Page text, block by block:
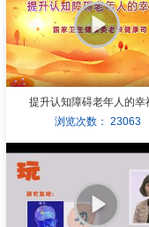
提升认知障碍老年人的幸
浏览次数： 23063